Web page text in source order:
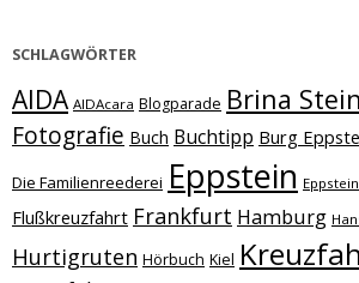
SCHLAGWÖRTER
AIDA AIDAcara Blogparade Brina Stein
Fotografie Buch Buchtipp Burg
Die Familienreederei Eppstein
Flußkreuzfahrt Frankfurt Hamburg
Hurtigruten Hörbuch Kiel